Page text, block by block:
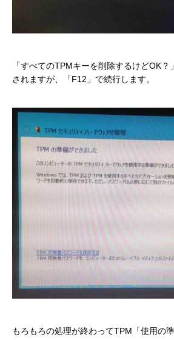
「すべてのTPMキーを削除するけどOK
されますが、「F12」で続行します。
もろもろの処理が終わってTPM「使用の